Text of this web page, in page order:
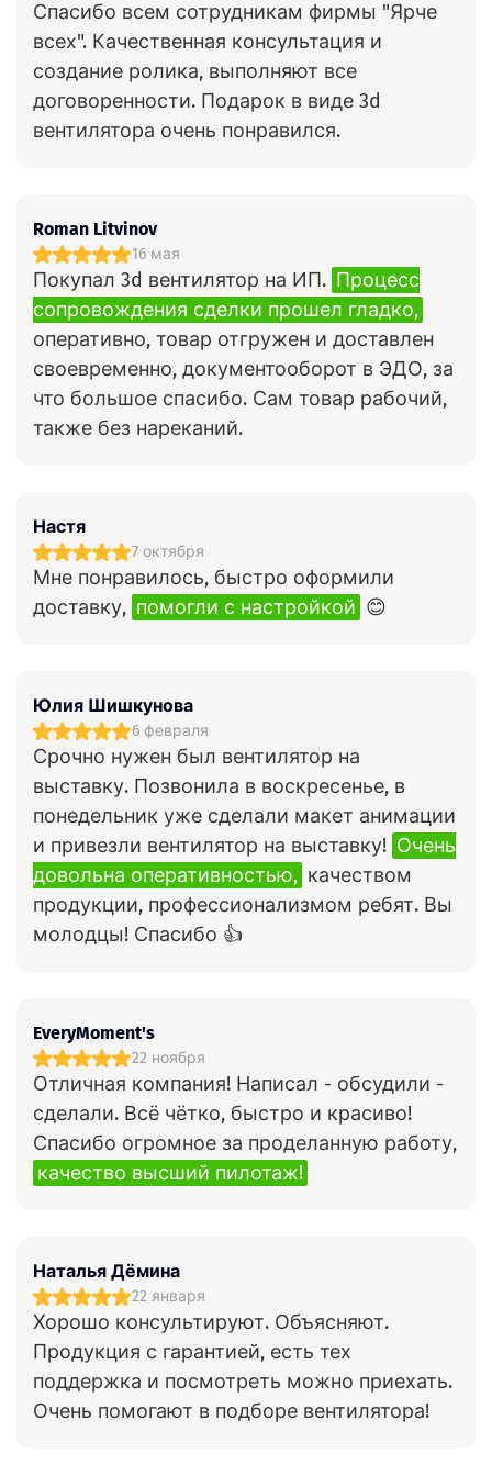
Спасибо всем сотрудникам фирмы "Ярче
всех". Качественная консультация и
создание ролика, выполняют все
договоренности. Подарок в виде 3d
вентилятора очень понравился.
Roman Litvinov
16 мая
Покупал 3d вентилятор на ИП. Процесс
сопровождения сделки прошел гладко,
оперативно, товар отгружен и доставлен
своевременно, документооборот в ЭДО, за
что большое спасибо. Сам товар рабочий,
также без нареканий.
Настя
7 октября
Мне понравилось, быстро оформили
доставку, помогли с настройкой 😊
Юлия Шишкунова
6 февраля
Срочно нужен был вентилятор на
выставку. Позвонила в воскресенье, в
понедельник уже сделали макет анимации
и привезли вентилятор на выставку! Очень
довольна оперативностью, качеством
продукции, профессионализмом ребят. Вы
молодцы! Спасибо 👍
EveryMoment's
22 ноября
Отличная компания! Написал - обсудили -
сделали. Всё чётко, быстро и красиво!
Спасибо огромное за проделанную работу,
качество высший пилотаж!
Наталья Дёмина
22 января
Хорошо консультируют. Объясняют.
Продукция с гарантией, есть тех
поддержка и посмотреть можно приехать.
Очень помогают в подборе вентилятора!